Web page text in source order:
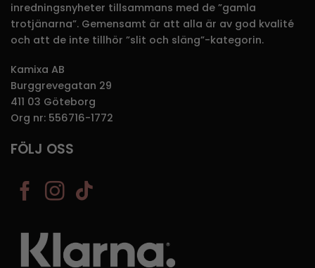
inredningsnyheter tillsammans med de ”gamla
trotjänarna”. Gemensamt är att alla är av god kvalité
och att de inte tillhör ”slit och släng”-kategorin.
Kamixa AB
Burggrevegatan 29
411 03 Göteborg
Org nr: 556716-1772
FÖLJ OSS